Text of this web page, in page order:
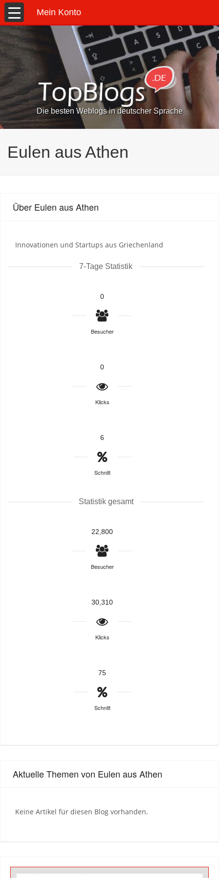
Mein Konto
Die besten Weblogs in deutscher Sprache
Eulen aus Athen
Über Eulen aus Athen
Innovationen und Startups aus Griechenland
7-Tage Statistik
0
Besucher
0
Klicks
6
Schnitt
Statistik gesamt
22,800
Besucher
30,310
Klicks
75
Schnitt
Aktuelle Themen von Eulen aus Athen
Keine Artikel für diesen Blog vorhanden.